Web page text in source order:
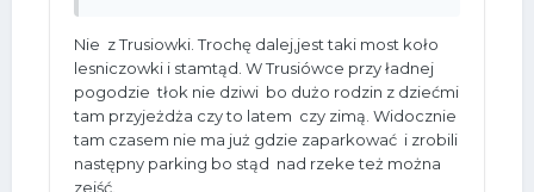
Nie z Trusiowki. Trochę dalej,jest taki most koło
lesniczowki i stamtąd. W Trusiówce przy ładnej
pogodzie tłok nie dziwi bo dużo rodzin z dziećmi
tam przyjeżdża czy to latem czy zimą. Widocznie
tam czasem nie ma już gdzie zaparkować i zrobili
następny parking bo stąd nad rzeke też można
zejść.